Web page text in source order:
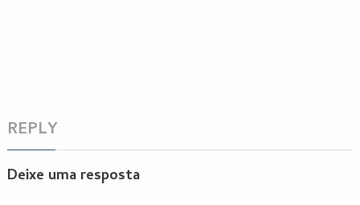
REPLY
Deixe uma resposta